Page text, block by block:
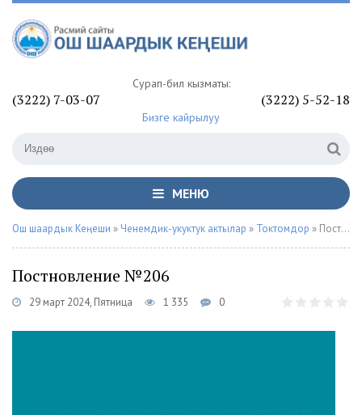
Сурап-билүү кызматы:
(3222) 7-03-07 (3222) 5-52-18
Бизге кайрылуу
МЕНЮ
Ош шаардык Кеңеши » Ченемдик-укуктук актылар » Токтомдор » Постновление №206
Постновление №206
29 март 2024, Пятница 1 335 0